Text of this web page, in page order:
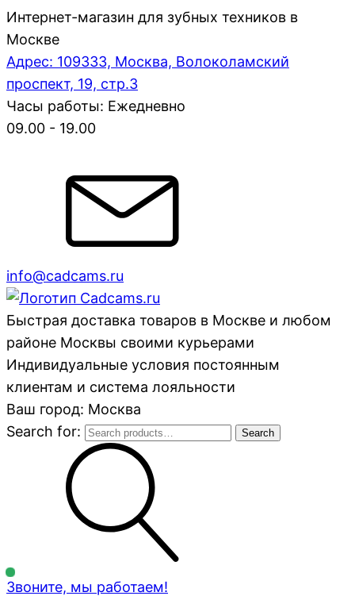
Интернет-магазин для зубных техников в
Москве
Адрес: 109333, Москва, Волоколамский
проспект, 19, стр.3
Часы работы: Ежедневно
09.00 - 19.00
info@cadcams.ru
Быстрая доставка товаров в Москве и любом
районе Москвы своими курьерами
Индивидуальные условия постоянным
клиентам и система лояльности
Ваш город: Москва
Search for:
Search
Звоните, мы работаем!